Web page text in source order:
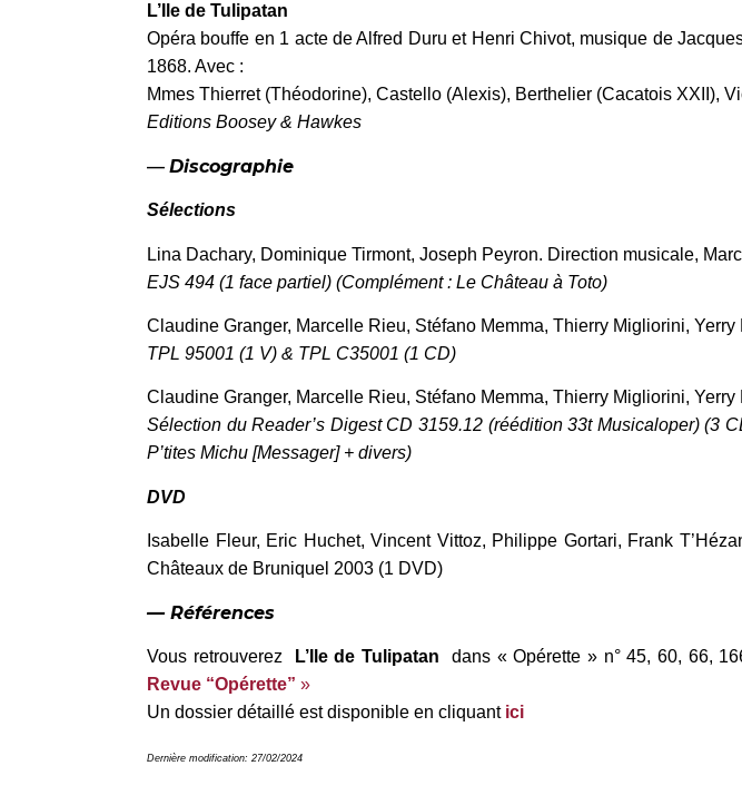
L’Ile de Tulipatan
Opéra bouffe en 1 acte de Alfred Duru et Henri Chivot, musique de
1868. Avec :
Mmes Thierret (Théodorine), Castello (Alexis), Berthelier (Cacatois XXII),
Editions Boosey & Hawkes
— Discographie
Sélections
Lina Dachary, Dominique Tirmont, Joseph Peyron. Direction musicale,
EJS 494 (1 face partiel) (Complément : Le Château à Toto)
Claudine Granger, Marcelle Rieu, Stéfano Memma, Thierry Migliorini,
TPL 95001 (1 V) & TPL C35001 (1 CD)
Claudine Granger, Marcelle Rieu, Stéfano Memma, Thierry Migliorini, Yerry
Sélection du Reader’s Digest CD 3159.12 (réédition 33t Musicaloper) (3
P’tites Michu [Messager] + divers)
DVD
Isabelle Fleur, Eric Huchet, Vincent Vittoz, Philippe Gortari, Frank
Châteaux de Bruniquel 2003 (1 DVD)
— Références
Vous retrouverez L’Ile de Tulipatandans « Opérette » n° 45, 60, 66,
Revue “Opérette” »
Un dossier détaillé est disponible en cliquant ici
Dernière modification: 27/02/2024